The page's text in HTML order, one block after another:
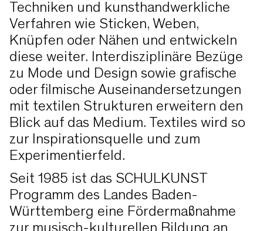
Techniken und kunsthandwerkliche
Verfahren wie Sticken, Weben,
Knüpfen oder Nähen und entwickeln
diese weiter. Interdisziplinäre Bezüge
zu Mode und Design sowie grafische
oder filmische Auseinandersetzungen
mit textilen Strukturen erweitern den
Blick auf das Medium. Textiles wird so
zur Inspirationsquelle und zum
Experimentierfeld.
Seit 1985 ist das SCHULKUNST
Programm des Landes Baden-
Württemberg eine Fördermaßnahme